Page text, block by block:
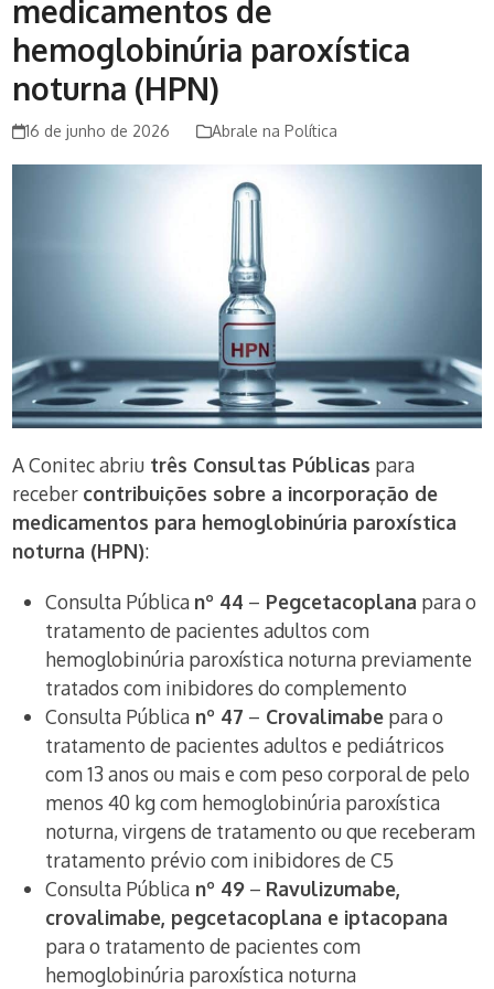
medicamentos de
hemoglobinúria paroxística
noturna (HPN)
16 de junho de 2026 Abrale na Política
A Conitec abriu três Consultas Públicas para
receber contribuições sobre a incorporação de
medicamentos para hemoglobinúria paroxística
noturna (HPN):
Consulta Pública nº 44 – Pegcetacoplana para o
tratamento de pacientes adultos com
hemoglobinúria paroxística noturna previamente
tratados com inibidores do complemento
Consulta Pública nº 47 – Crovalimabe para o
tratamento de pacientes adultos e pediátricos
com 13 anos ou mais e com peso corporal de pelo
menos 40 kg com hemoglobinúria paroxística
noturna, virgens de tratamento ou que receberam
tratamento prévio com inibidores de C5
Consulta Pública nº 49 – Ravulizumabe,
crovalimabe, pegcetacoplana e iptacopana
para o tratamento de pacientes com
hemoglobinúria paroxística noturna